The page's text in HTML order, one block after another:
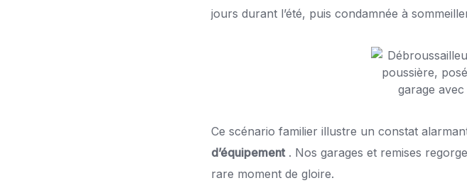
jours durant l’été, puis condamnée à
Ce scénario familier illustre un constat
d’équipement. Nos garages et remises
rare moment de gloire.